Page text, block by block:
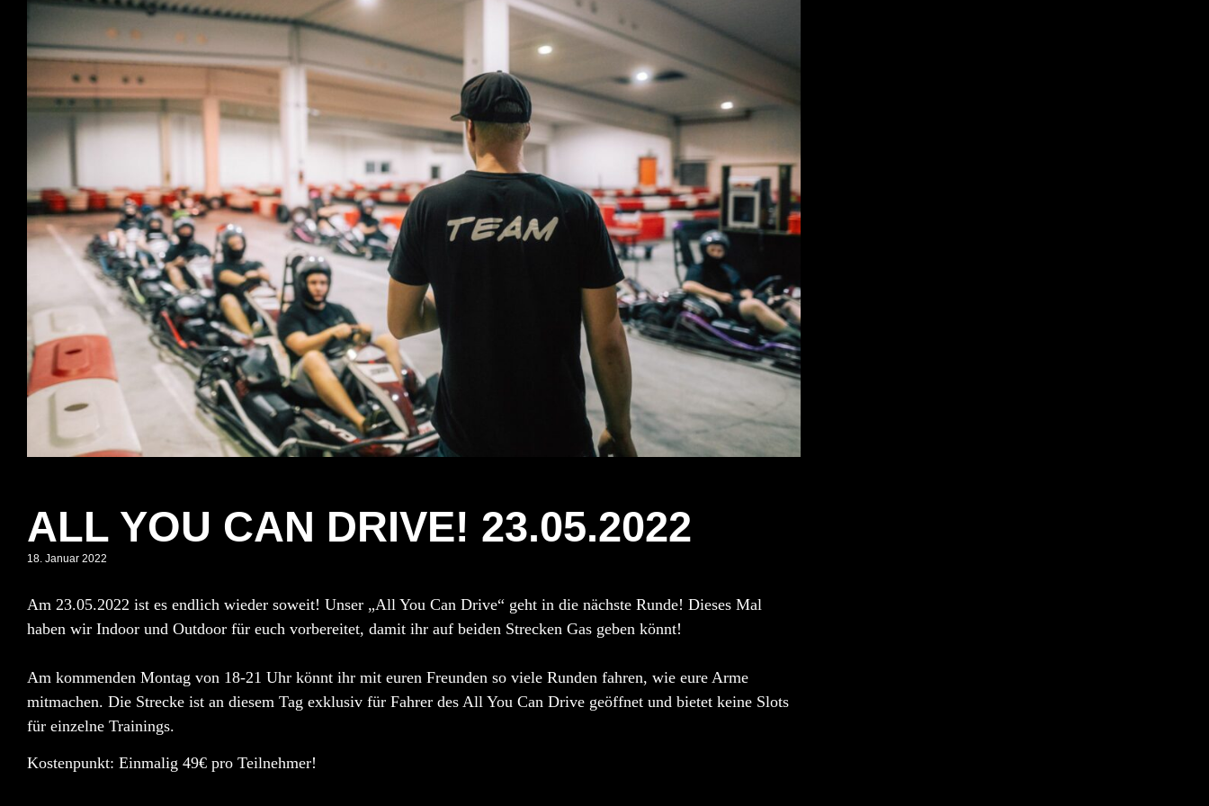
ALL YOU CAN DRIVE! 23.05.2022
18. Januar 2022
Am 23.05.2022 ist es endlich wieder soweit! Unser „All You Can Drive“ geht in die nächste Runde! Dieses Mal
haben wir Indoor und Outdoor für euch vorbereitet, damit ihr auf beiden Strecken Gas geben könnt!
Am kommenden Montag von 18-21 Uhr könnt ihr mit euren Freunden so viele Runden fahren, wie eure Arme
mitmachen. Die Strecke ist an diesem Tag exklusiv für Fahrer des All You Can Drive geöffnet und bietet keine Slots
für einzelne Trainings.
Kostenpunkt: Einmalig 49€ pro Teilnehmer!